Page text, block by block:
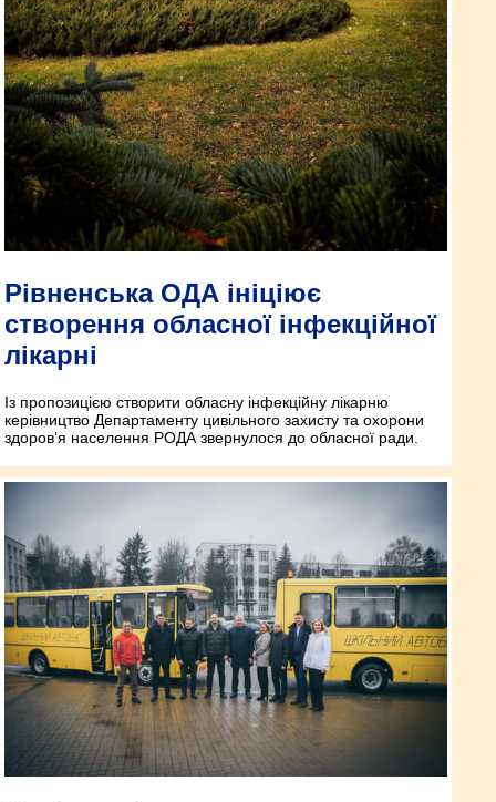
Рівненська ОДА ініціює
створення обласної інфекційної
лікарні
Із пропозицією створити обласну інфекційну лікарню
керівництво Департаменту цивільного захисту та охорони
здоров’я населення РОДА звернулося до обласної ради.